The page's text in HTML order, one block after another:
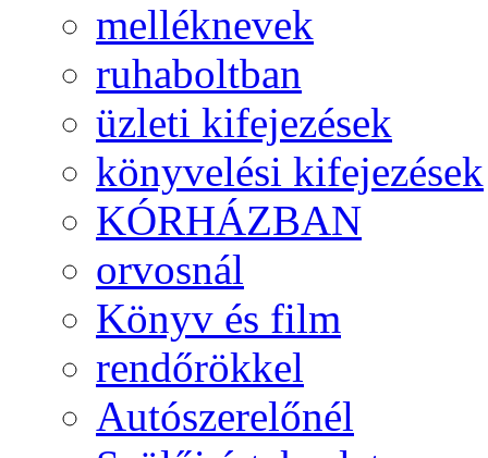
melléknevek
ruhaboltban
üzleti kifejezések
könyvelési kifejezések
KÓRHÁZBAN
orvosnál
Könyv és film
rendőrökkel
Autószerelőnél